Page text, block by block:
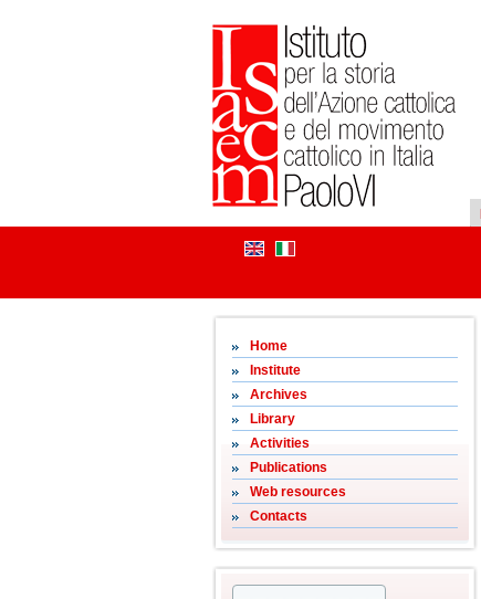
Home
Institute
Archives
Library
Activities
Publications
Web resources
Contacts